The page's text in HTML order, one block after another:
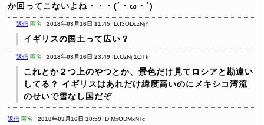
か回ってこないよね・・・(´・ω・`)
返信 匿名 2018年03月16日 11:45 ID:I3ODczNjY
イギリスの国土って広い？
返信 匿名 2018年03月16日 23:49 ID:UzNjI1OTk
これとか２つ上のやつとか、景色だけ見てロシアと勘違い
してる？
イギリスはあれだけ緯度高いのにメキシコ湾流
のせいで雪なし国だぞ
返信 匿名 2018年03月16日 10:59 ID:MxODMxNTc